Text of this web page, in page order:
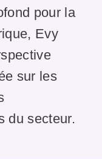
pour la
Evy
sur les
du secteur.